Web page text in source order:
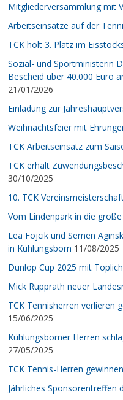
Mitgliederversammlung mit
Arbeitseinsätze auf der
TCK holt 3. Platz im
Sozial- und Sportministerin
Bescheid über 40.000 Euro
21/01/2026
Einladung zur
Weihnachtsfeier mit
TCK Arbeitseinsatz zum
TCK erhält
30/10/2025
10. TCK
Vom Lindenpark in die
Lea Fojcik und Semen
in Kühlungsborn 11/08/2025
Dunlop Cup 2025 mit
Mick Rupprath neuer
TCK Tennisherren verlieren
15/06/2025
Kühlungsborner Herren
27/05/2025
TCK Tennis-Herren
Jährliches Sponsorentreffen